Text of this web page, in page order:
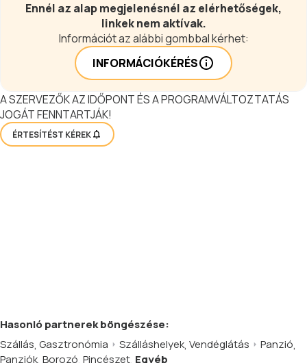
Ennél az alap megjelenésnél az elérhetőségek,
linkek nem aktívak.
Információt az alábbi gombbal kérhet:
INFORMÁCIÓKÉRÉS
A SZERVEZŐK AZ IDŐPONT ÉS A PROGRAMVÁLTOZTATÁS
JOGÁT FENNTARTJÁK!
ÉRTESÍTÉST KÉREK
Hasonló partnerekböngészése:
Szállás, Gasztronómia Szálláshelyek, Vendéglátás Panzió,
Panziók, Borozó, Pincészet, Egyéb